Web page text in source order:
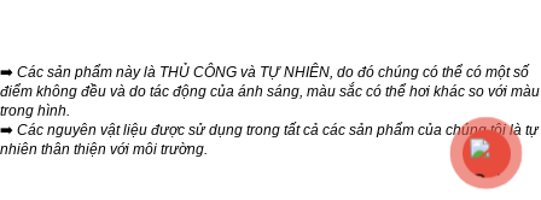
➡️ Các sản phẩm này là THỦ CÔNG và TỰ NHIÊN, do đó chúng có thể có một số
điểm không đều và do tác động của ánh sáng, màu sắc có thể hơi khác so với màu
trong hình.
➡️ Các nguyên vật liệu được sử dụng trong tất cả các sản phẩm của chúng tôi là tự
nhiên thân thiện với môi trường.